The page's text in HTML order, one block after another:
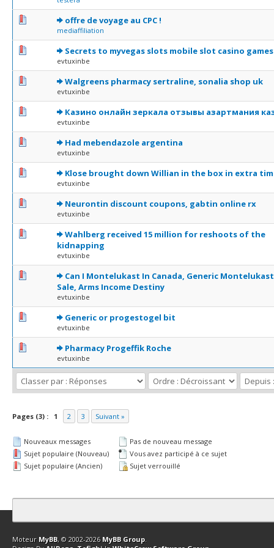
offre de voyage au CPC !
mediaffiliation
0 Votes - 0 sur 5 en moyenne
12345
Secrets to myvegas slots mobile slot casino games
evtuxinbe
0 Votes - 0 sur 5 en moyenne
12345
Walgreens pharmacy sertraline, sonalia shop uk
evtuxinbe
0 Votes - 0 sur 5 en moyenne
12345
Казино онлайн зеркала отзывы азартмания
evtuxinbe
0 Votes - 0 sur 5 en moyenne
1234 5
Had mebendazole argentina
evtuxinbe
0 Votes - 0 sur 5 en moyenne
12345
Klose brought down Willian in the box in extra
evtuxinbe
0 Votes - 0 sur 5 en moyenne
12345
Neurontin discount coupons, gabtin online rx
evtuxinbe
0 Votes - 0 sur 5 en moyenne
12345
Wahlberg received 15 million for reshoots of the
kidnapping
evtuxinbe
0 Votes - 0 sur 5 en moyenne
12345
Can I Montelukast In Canada, Generic
Sale, Arms Income Destiny
evtuxinbe
0 Votes - 0 sur 5 en moyenne
12345
Generic or progestogel bit
evtuxinbe
0 Votes - 0 sur 5 en moyenne
12345
Pharmacy Progeffik Roche
evtuxinbe
0 Votes - 0 sur 5 en moyenne
12345
Pages (3) : 1 2 3 Suivant »
Nouveaux messages
Sujet populaire (Nouveau)
Sujet populaire (Ancien)
Pas de nouveau message
Vous avez participé à ce sujet
Sujet verrouillé
Contact Club Affiliation Retourner en haut Version bas-débit
Moteur MyBB, © 2002-2026 MyBB Group.